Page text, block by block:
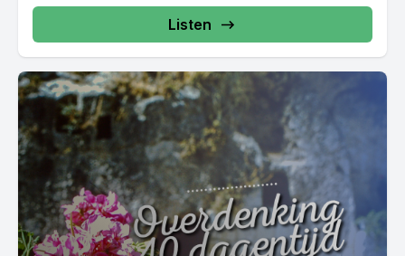
Listen